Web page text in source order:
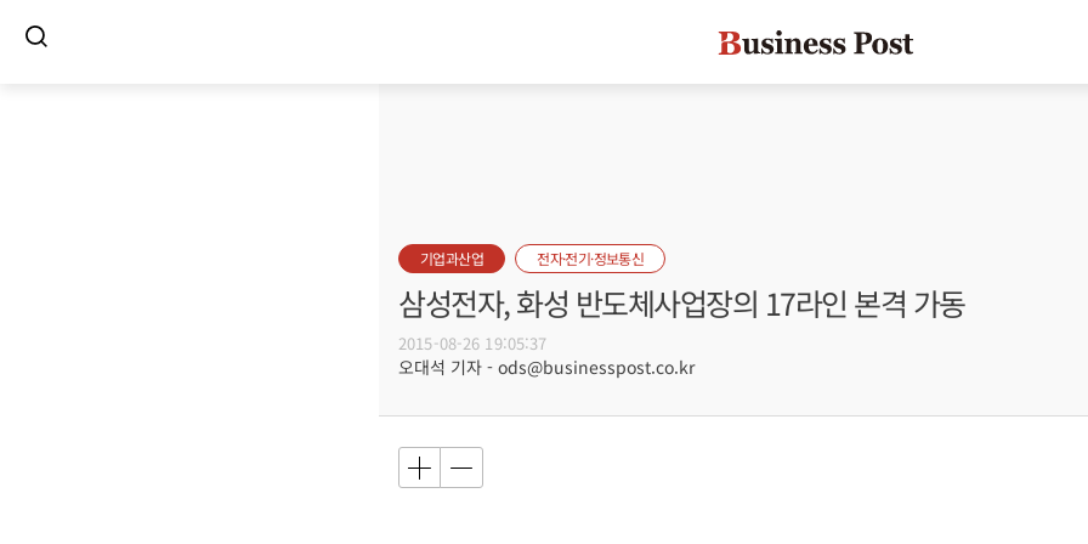
기업과산업 전자·전기·정보통신
삼성전자, 화성 반도체사업장의 17라인 본격 가동
2015-08-26 19:05:37
오대석 기자 - ods@businesspost.co.kr